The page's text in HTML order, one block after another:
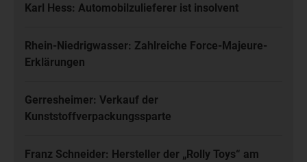
Karl Hess: Automobilzulieferer ist insolvent
Rhein-Niedrigwasser: Zahlreiche Force-Majeure-
Erklärungen
Gerresheimer: Verkauf der
Kunststoffverpackungssparte
Franz Schneider: Hersteller der „Rolly Toys“ am